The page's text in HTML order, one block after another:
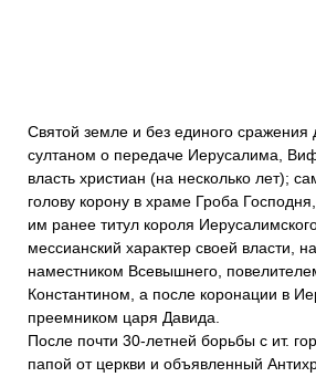
Святой земле и без единого сражения
султаном о передаче Иерусалима,
власть христиан (на несколько лет);
голову корону в храме Гроба
им ранее титул короля
мессианский характер своей власти,
наместником Всевышнего,
Константином, а после коронации в
преемником царя Давида.
После почти 30-летней борьбы с ит.
папой от церкви и объявленный